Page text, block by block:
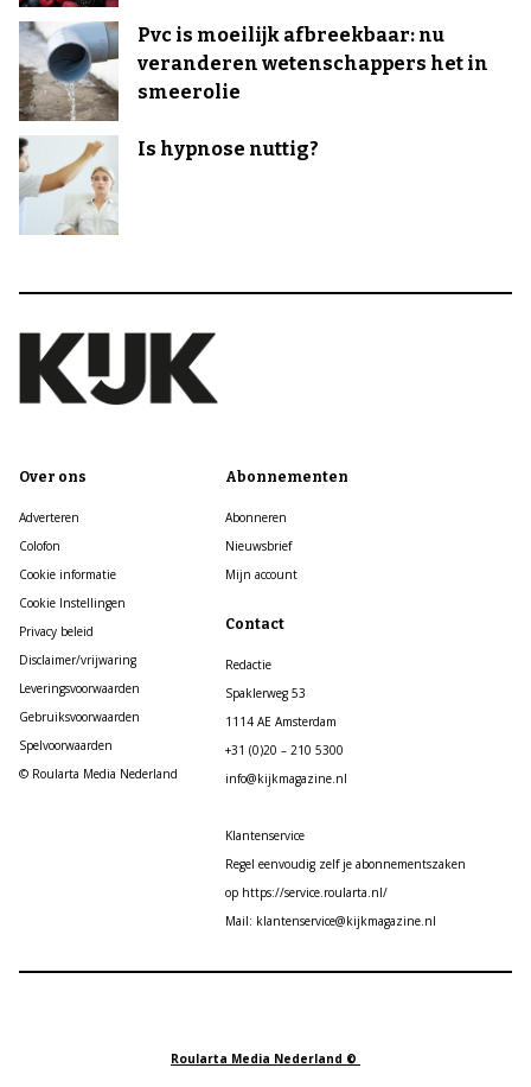
Pvc is moeilijk afbreekbaar: nu
veranderen wetenschappers het in
smeerolie
Is hypnose nuttig?
Over ons
Adverteren
Colofon
Cookie informatie
Cookie Instellingen
Privacy beleid
Disclaimer/vrijwaring
Leveringsvoorwaarden
Gebruiksvoorwaarden
Spelvoorwaarden
© Roularta Media Nederland
Abonnementen
Abonneren
Nieuwsbrief
Mijn account
Contact
Redactie
Spaklerweg 53
1114 AE Amsterdam
+31 (0)20 – 210 5300
info@kijkmagazine.nl
Klantenservice
Regel eenvoudig zelf je abonnementszaken
op https://service.roularta.nl/
Mail: klantenservice@kijkmagazine.nl
Roularta Media Nederland ©